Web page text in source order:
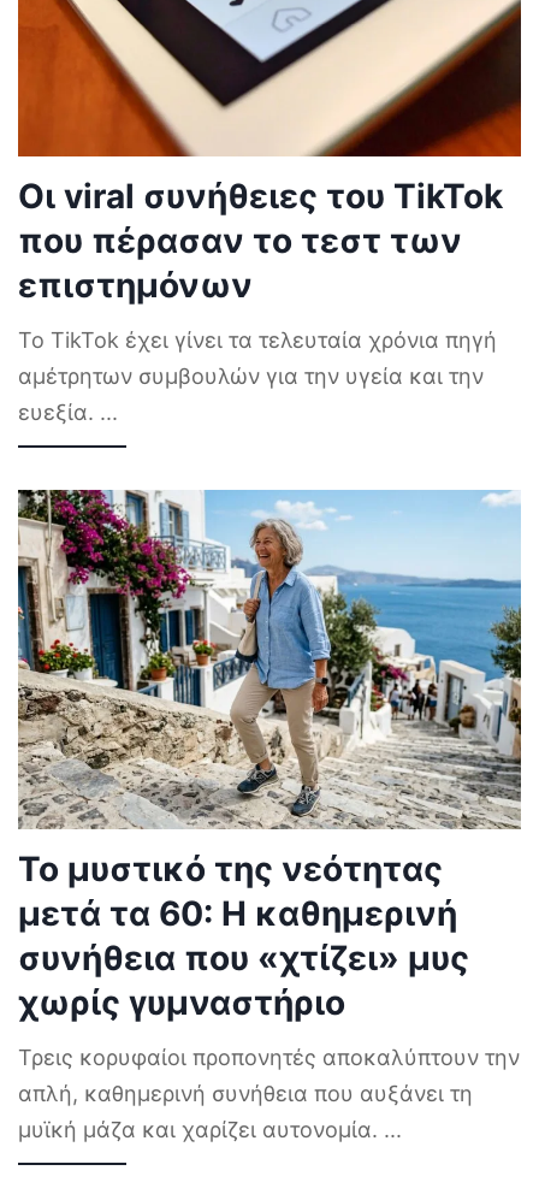
Οι viral συνήθειες του TikTok
που πέρασαν το τεστ των
επιστημόνων
Το TikTok έχει γίνει τα τελευταία χρόνια πηγή
αμέτρητων συμβουλών για την υγεία και την
ευεξία. ...
Το μυστικό της νεότητας
μετά τα 60: Η καθημερινή
συνήθεια που «χτίζει» μυς
χωρίς γυμναστήριο
Τρεις κορυφαίοι προπονητές αποκαλύπτουν την
απλή, καθημερινή συνήθεια που αυξάνει τη
μυϊκή μάζα και χαρίζει αυτονομία. ...